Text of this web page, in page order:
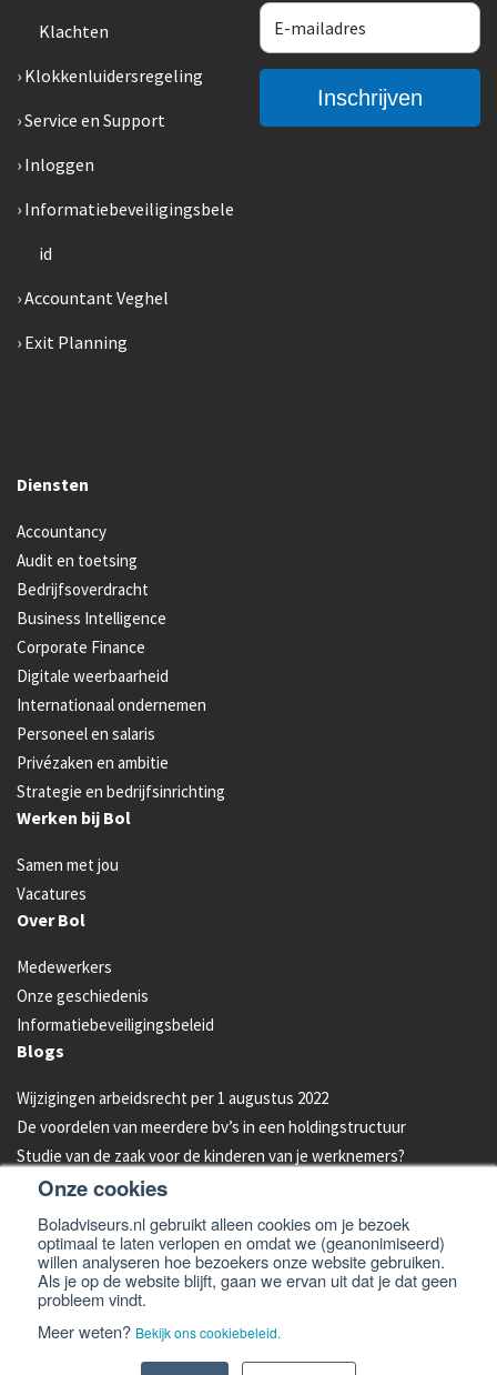
Onze cookies
Boladviseurs.nl gebruikt alleen cookies om je bezoek
optimaal te laten verlopen en omdat we (geanonimiseerd)
willen analyseren hoe bezoekers onze website gebruiken.
Als je op de website blijft, gaan we ervan uit dat je dat geen
probleem vindt.
Meer weten? Bekijk ons cookiebeleid.
Klachten
Klokkenluidersregeling
Service en Support
Inloggen
Informatiebeveiligingsbele
id
Accountant Veghel
Exit Planning
Diensten
Accountancy
Audit en toetsing
Bedrijfsoverdracht
Business Intelligence
Corporate Finance
Digitale weerbaarheid
Internationaal ondernemen
Personeel en salaris
Privézaken en ambitie
Strategie en bedrijfsinrichting
Werken bij Bol
Samen met jou
Vacatures
Over Bol
Medewerkers
Onze geschiedenis
Informatiebeveiligingsbeleid
Blogs
Wijzigingen arbeidsrecht per 1 augustus 2022
De voordelen van meerdere bv’s in een holdingstructuur
Studie van de zaak voor de kinderen van je werknemers?
Energielabel C vanaf 2023 verplicht voor kantoren
Aandelen van je bedrijf overdragen aan je kind: hoe werkt dat?
Bleeders omzetten in feeders: zo doe je dat!
© 2026 - Bol Adviseurs Algemene voorwaarden